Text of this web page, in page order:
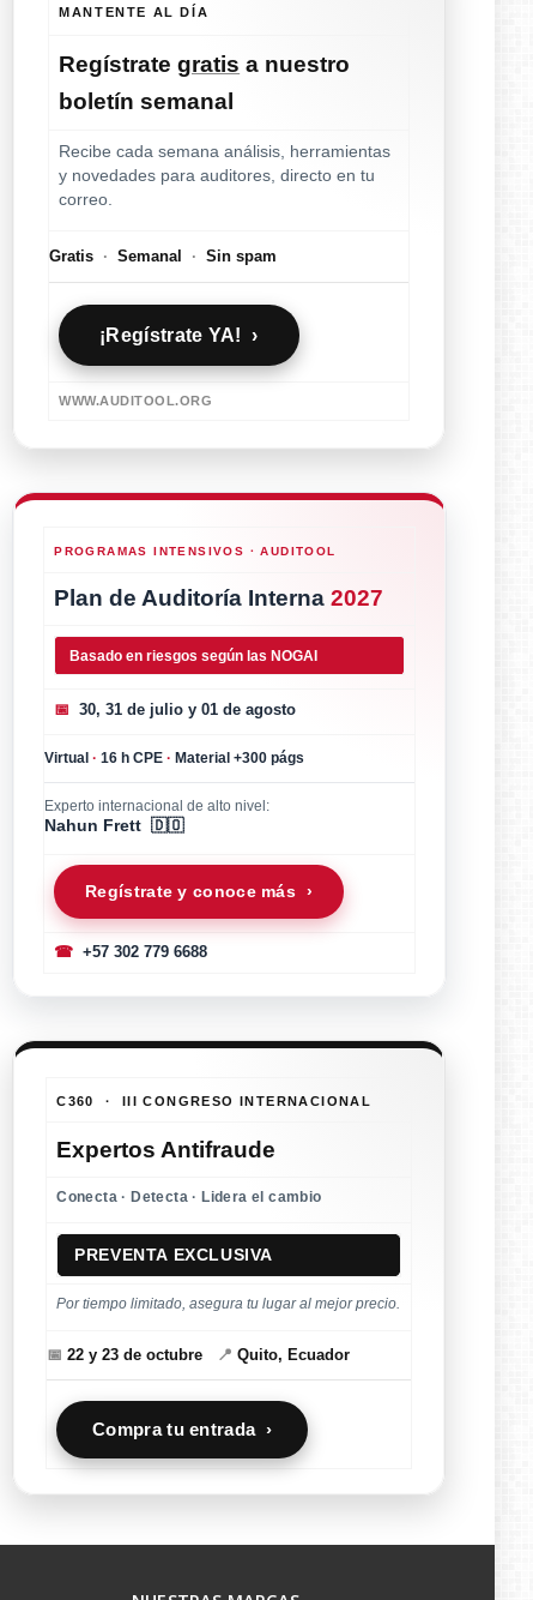
MANTENTE AL DÍA
Regístrategratis a nuestro
boletín semanal
Recibe cada semana análisis, herramientas
y novedades para auditores, directo en tu
correo.
Gratis · Semanal · Sin spam
¡Regístrate YA! ›
WWW.AUDITOOL.ORG
PROGRAMAS INTENSIVOS · AUDITOOL
Plan de Auditoría Interna2027
Basado en riesgos según las NOGAI
📅 30, 31 de julio y 01 de agosto
Virtual· 16 h CPE· Material +300 págs
Experto internacional de alto nivel:
Nahun Frett 🇩🇴
Regístrate y conoce más ›
☎ +57 302 779 6688
C360 · III CONGRESO INTERNACIONAL
Expertos Antifraude
Conecta · Detecta · Lidera el cambio
PREVENTA EXCLUSIVA
Por tiempo limitado, asegura tu lugar al mejor precio.
📅 22 y 23 de octubre 📍 Quito, Ecuador
Compra tu entrada ›